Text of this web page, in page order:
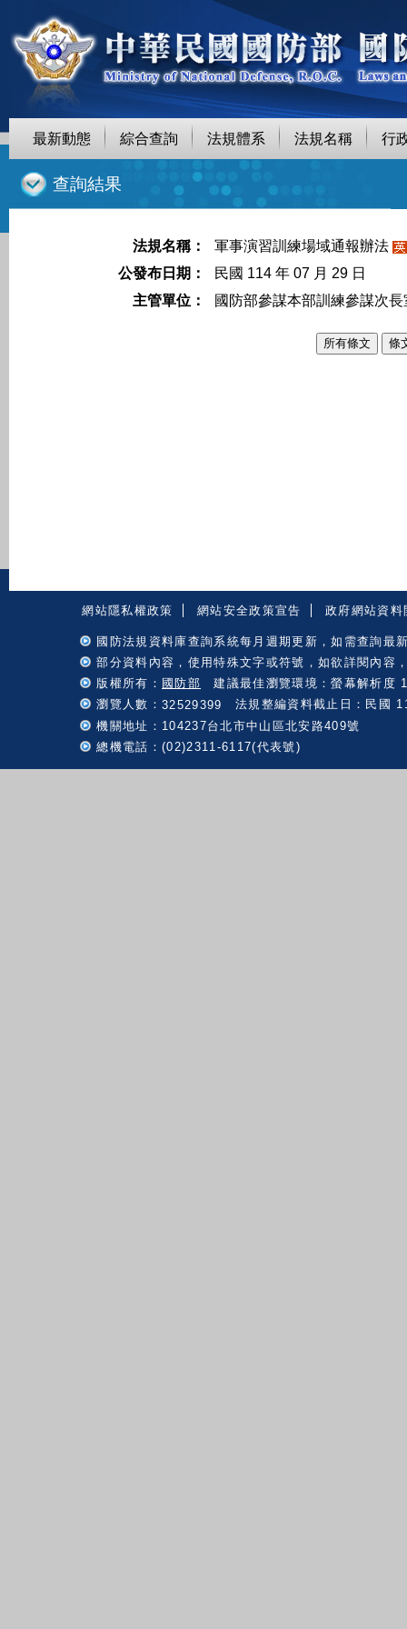
最新動態 綜合查詢 法規體系 法規名稱 行
查詢結果
法規名稱：
軍事演習訓練場域通報辦法
公發布日期：
民國 114 年 07 月 29 日
主管單位：
國防部參謀本部訓練參謀次長
網站隱私權政策 網站安全政策宣告 政府網站資料
國防法規資料庫查詢系統每月週期更新，如需查詢最
部分資料內容，使用特殊文字或符號，如欲詳閱內容
版權所有： 國防部 建議最佳瀏覽環境：螢幕解析度
瀏覽人數：32529399
法規整編資料截止日：民國
機關地址：104237台北市中山區北安路409號
總機電話：(02)2311-6117(代表號)